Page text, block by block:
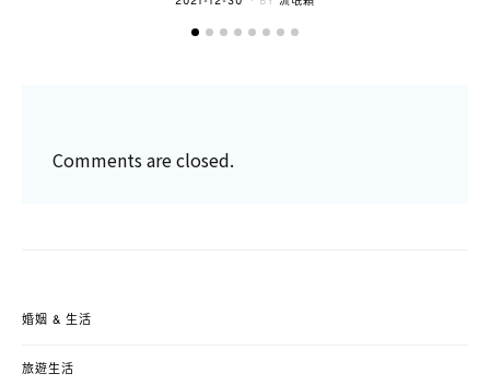
Comments are closed.
婚姻 & 生活
旅遊生活